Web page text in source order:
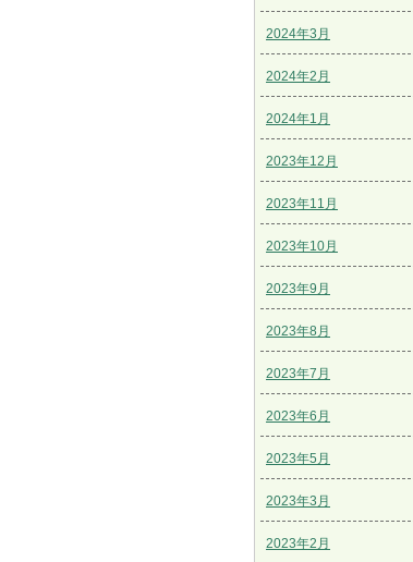
2024年3月
2024年2月
2024年1月
2023年12月
2023年11月
2023年10月
2023年9月
2023年8月
2023年7月
2023年6月
2023年5月
2023年3月
2023年2月